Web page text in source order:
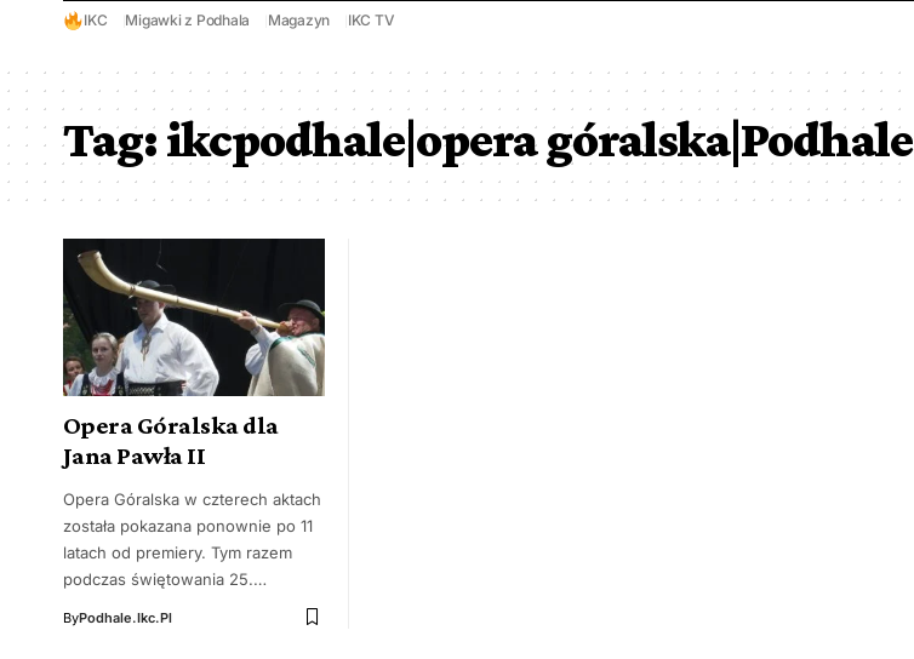
IKC Migawki z Podhala Magazyn IKC TV
Tag:ikcpodhale|opera góralska|Podhale
Opera Góralska dla
Jana Pawła II
Opera Góralska w czterech aktach
została pokazana ponownie po 11
latach od premiery. Tym razem
podczas świętowania 25.…
ByPodhale.ikc.pl